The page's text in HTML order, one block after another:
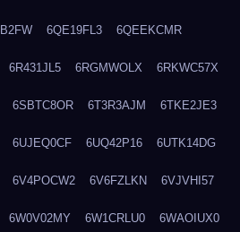
6QE19FL3 6QEEKCMR
6R431JL5 6RGMWOLX 6RKWC57X
6SBTC8OR 6T3R3AJM 6TKE2JE3
6UJEQ0CF 6UQ42P16 6UTK14DG
6V4POCW2 6V6FZLKN 6VJVHI57
6W0V02MY 6W1CRLU0 6WAOIUX0